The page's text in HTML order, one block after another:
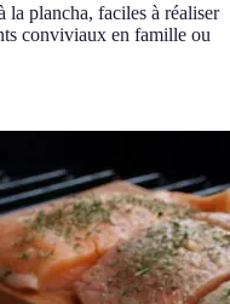
la plancha, faciles à réaliser
conviviaux en famille ou